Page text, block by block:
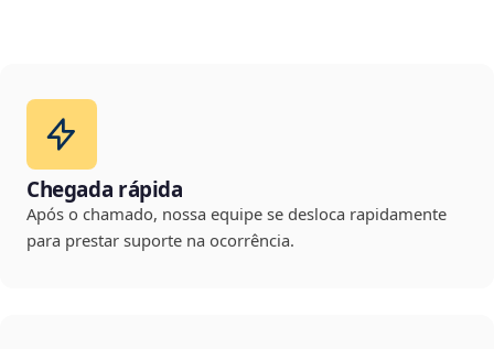
Chegada rápida
Após o chamado, nossa equipe se desloca rapidamente
para prestar suporte na ocorrência.